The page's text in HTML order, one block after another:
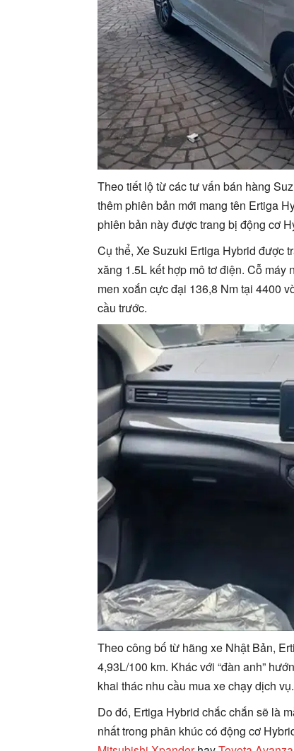
Theo tiết lộ từ các tư vấn bán hàng
thêm phiên bản mới mang tên Ertiga
phiên bản này được trang bị động cơ
Cụ thể, Xe Suzuki Ertiga Hybrid được
xăng 1.5L kết hợp mô tơ điện. Cỗ máy
men xoắn cực đại 136,8 Nm tại 4400
cầu trước.
Theo công bố từ hãng xe Nhật Bản,
4,93L/100 km. Khác với “đàn anh”
khai thác nhu cầu mua xe chạy dịch vụ.
Do đó, Ertiga Hybrid chắc chắn sẽ là
nhất trong phân khúc có động cơ